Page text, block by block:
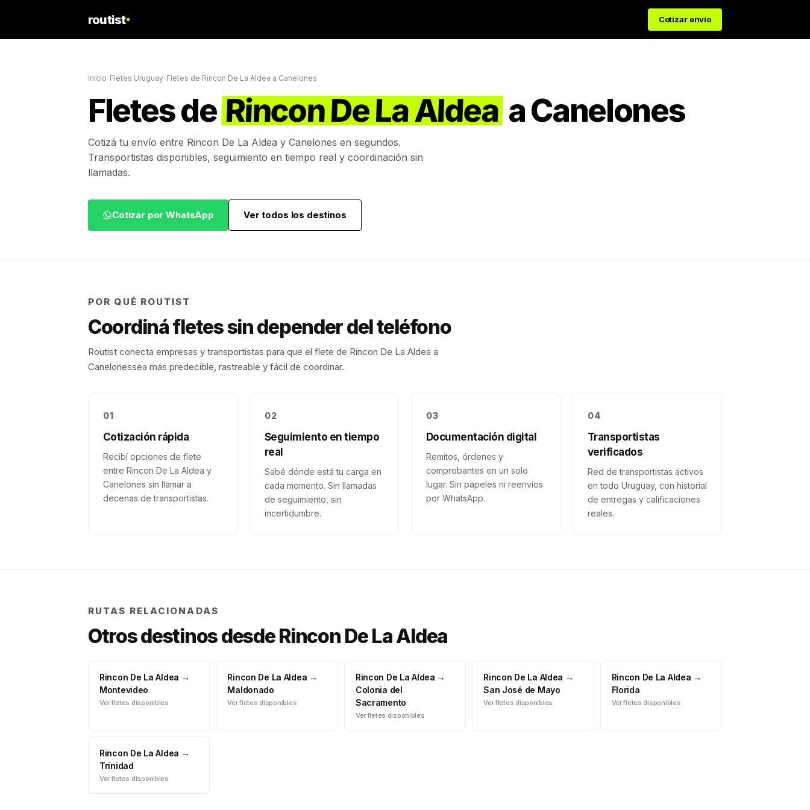
routist Cotizar envío
Inicio›Fletes Uruguay›Fletes de Rincon De La Aldea a Canelones
Fletes de Rincon De La Aldea aCanelones
Cotizá tu envío entre Rincon De La Aldea y Canelones en segundos.
Transportistas disponibles, seguimiento en tiempo real y coordinación sin
llamadas.
Cotizar por WhatsApp Ver todos los destinos
POR QUÉ ROUTIST
Coordiná fletes sin depender del teléfono
Routist conecta empresas y transportistas para que el flete de Rincon De La Aldea a
Canelonessea más predecible, rastreable y fácil de coordinar.
01
Cotización rápida
Recibí opciones de flete
entre Rincon De La Aldea y
Canelones sin llamar a
decenas de transportistas.
02
Seguimiento en tiempo
real
Sabé dónde está tu carga en
cada momento. Sin llamadas
de seguimiento, sin
incertidumbre.
03
Documentación digital
Remitos, órdenes y
comprobantes en un solo
lugar. Sin papeles ni reenvíos
por WhatsApp.
04
Transportistas
verificados
Red de transportistas activos
en todo Uruguay, con historial
de entregas y calificaciones
reales.
RUTAS RELACIONADAS
Otros destinos desdeRincon De La Aldea
Rincon De La Aldea →
Montevideo
Ver fletes disponibles
Rincon De La Aldea →
Maldonado
Ver fletes disponibles
Rincon De La Aldea →
Colonia del
Sacramento
Ver fletes disponibles
Rincon De La Aldea →
San José de Mayo
Ver fletes disponibles
Rincon De La Aldea →
Florida
Ver fletes disponibles
Rincon De La Aldea →
Trinidad
Ver fletes disponibles